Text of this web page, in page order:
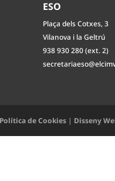
ESO
Plaça dels Cotxes, 3
Vilanova i la Geltrú
938 930 280 (ext. 2)
Política de Cookies | Disseny